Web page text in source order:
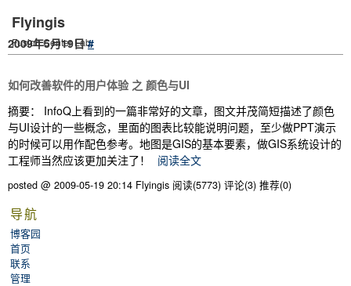
Flyingis
Fusion Center Lab.
2009年5月19日#
如何改善软件的用户体验 之 颜色与UI
摘要： InfoQ上看到的一篇非常好的文章，图文并茂简短描述了颜色
与UI设计的一些概念，里面的图表比较能说明问题，至少做PPT演示
的时候可以用作配色参考。地图是GIS的基本要素，做GIS系统设计的
工程师当然应该更加关注了！
阅读全文
posted @ 2009-05-19 20:14 Flyingis 阅读(5773) 评论(3) 推荐(0)
导航
博客园
首页
联系
管理